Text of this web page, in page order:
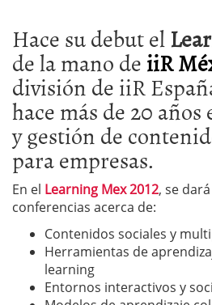
Hace su debut el
de la mano deiiR
división de iiR
hace más de 20
y gestión de
para empresas.
En el Learning Mex 2012, se
conferencias acerca de:
Contenidos sociales y
Herramientas de
learning
Entornos interactivos y